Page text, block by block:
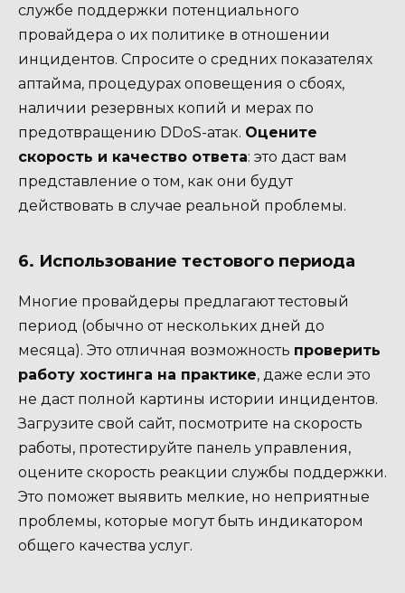
службе поддержки потенциального
провайдера о их политике в отношении
инцидентов. Спросите о средних показателях
аптайма, процедурах оповещения о сбоях,
наличии резервных копий и мерах по
предотвращению DDoS-атак. Оцените
скорость и качество ответа: это даст вам
представление о том, как они будут
действовать в случае реальной проблемы.
6. Использование тестового периода
Многие провайдеры предлагают тестовый
период (обычно от нескольких дней до
месяца). Это отличная возможность проверить
работу хостинга на практике, даже если это
не даст полной картины истории инцидентов.
Загрузите свой сайт, посмотрите на скорость
работы, протестируйте панель управления,
оцените скорость реакции службы поддержки.
Это поможет выявить мелкие, но неприятные
проблемы, которые могут быть индикатором
общего качества услуг.